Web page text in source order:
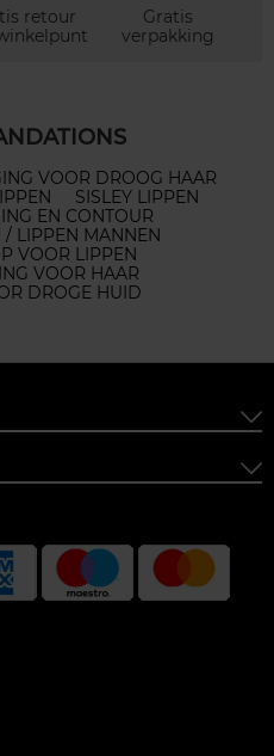
retour
Gratis
verpakking
VOOR DROOG HAAR
SISLEY LIPPEN
EN CONTOUR
/ LIPPEN MANNEN
VOOR LIPPEN
VOOR HAAR
DROGE HUID